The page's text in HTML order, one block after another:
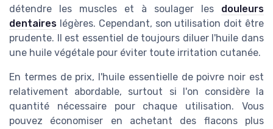
détendre les muscles et à soulager les douleurs
dentaires légères. Cependant, son utilisation doit être
prudente. Il est essentiel de toujours diluer l'huile dans
une huile végétale pour éviter toute irritation cutanée.
En termes de prix, l'huile essentielle de poivre noir est
relativement abordable, surtout si l'on considère la
quantité nécessaire pour chaque utilisation. Vous
pouvez économiser en achetant des flacons plus